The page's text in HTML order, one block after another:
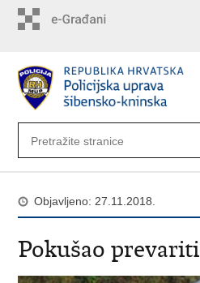
Objavljeno: 27.11.2018.
Pokušao prevariti